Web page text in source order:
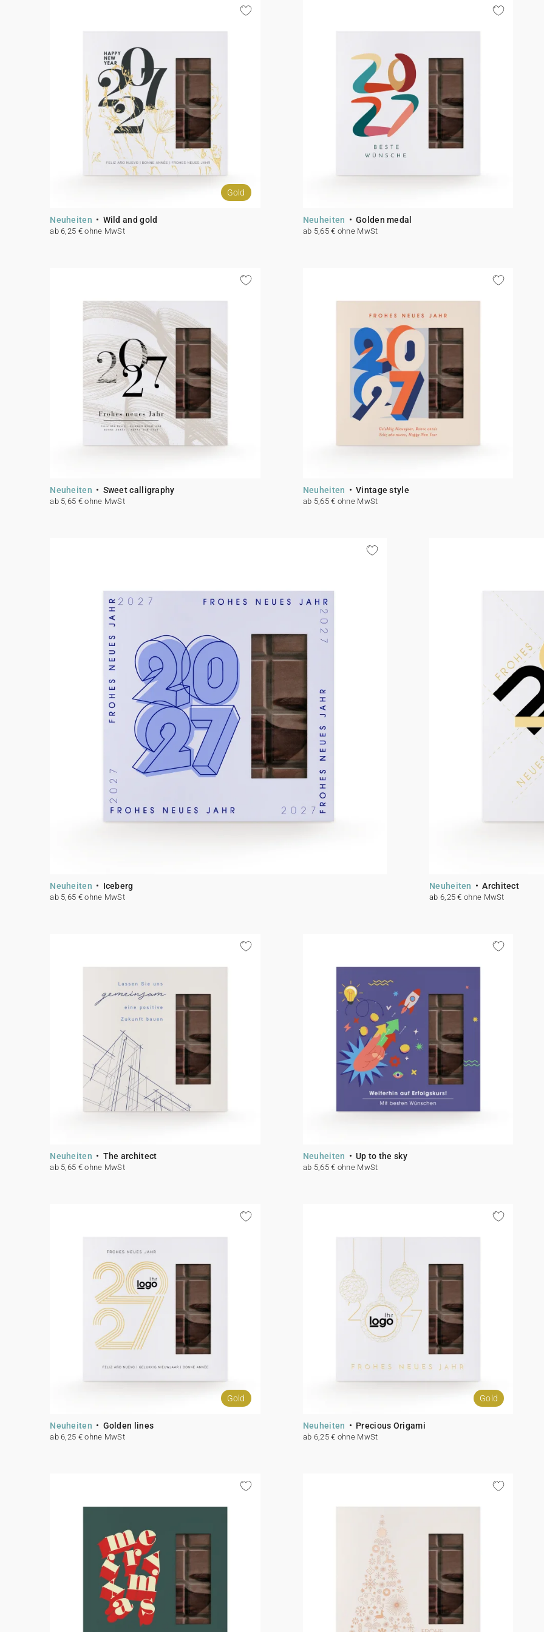
Gold
Neuheiten Wild and gold
ab 6,25 € ohne MwSt
Neuheiten Golden medal
ab 5,65 € ohne MwSt
Neuheiten Sweet calligraphy
ab 5,65 € ohne MwSt
Neuheiten Vintage style
ab 5,65 € ohne MwSt
Neuheiten Iceberg
ab 5,65 € ohne MwSt
Neuheiten Architect
ab 6,25 € ohne MwSt
Neuheiten The architect
ab 5,65 € ohne MwSt
Neuheiten Up to the sky
ab 5,65 € ohne MwSt
Gold
Neuheiten Golden lines
ab 6,25 € ohne MwSt
Gold
Neuheiten Precious Origami
ab 6,25 € ohne MwSt